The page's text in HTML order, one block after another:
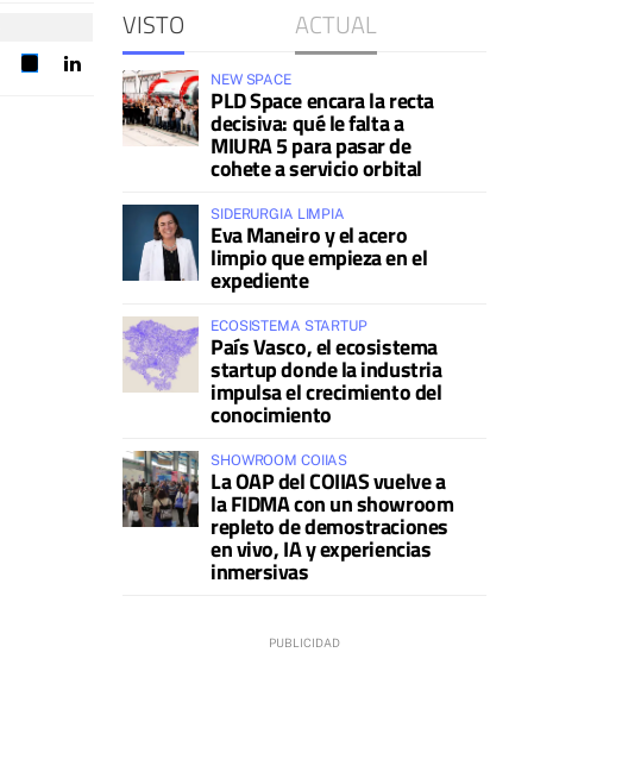
VISTO ACTUAL
NEW SPACE
PLD Space encara la recta
decisiva: qué le falta a
MIURA 5 para pasar de
cohete a servicio orbital
SIDERURGIA LIMPIA
Eva Maneiro y el acero
limpio que empieza en el
expediente
ECOSISTEMA STARTUP
País Vasco, el ecosistema
startup donde la industria
impulsa el crecimiento del
conocimiento
SHOWROOM COIIAS
La OAP del COIIAS vuelve a
la FIDMA con un showroom
repleto de demostraciones
en vivo, IA y experiencias
inmersivas